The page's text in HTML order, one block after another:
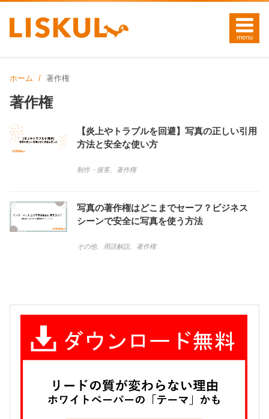
ホーム 著作権
著作権
【炎上やトラブルを回避】写真の正しい引用
方法と安全な使い方
制作・接客、 著作権
写真の著作権はどこまでセーフ？ビジネス
シーンで安全に写真を使う方法
その他、 用語解説 著作権